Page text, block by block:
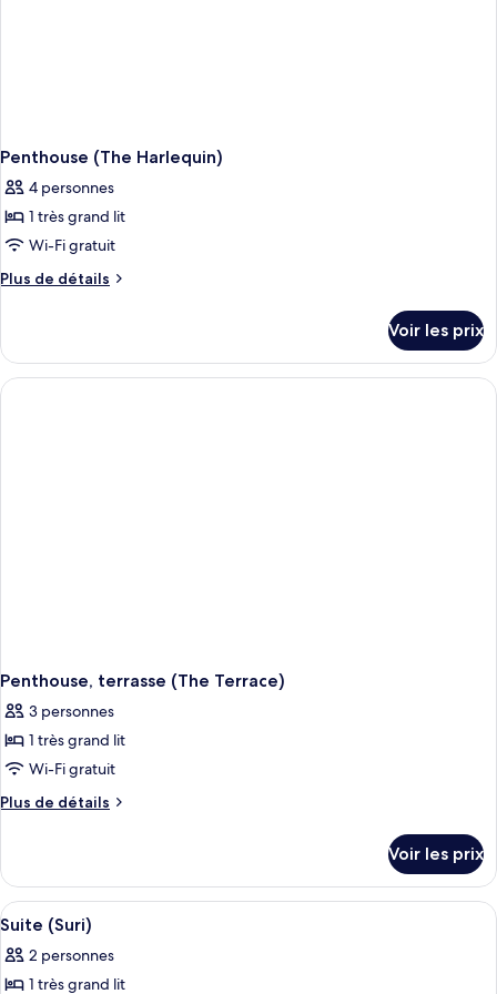
Penthouse (The Harlequin)
4 personnes
1 très grand lit
Wi-Fi gratuit
Plus de détails
Plus
le
type
de
Voir les prix
Penthouse, terrasse (The Terrace)
3 personnes
1 très grand lit
Wi-Fi gratuit
Plus de détails
Plus
le
type
de
chambre
Penthouse,
terrasse
Voir les prix
Afficher
toutes
les
photos
Un salon spacieux avec un canapé
4
Suite (Suri)
2 personnes
1 très grand lit